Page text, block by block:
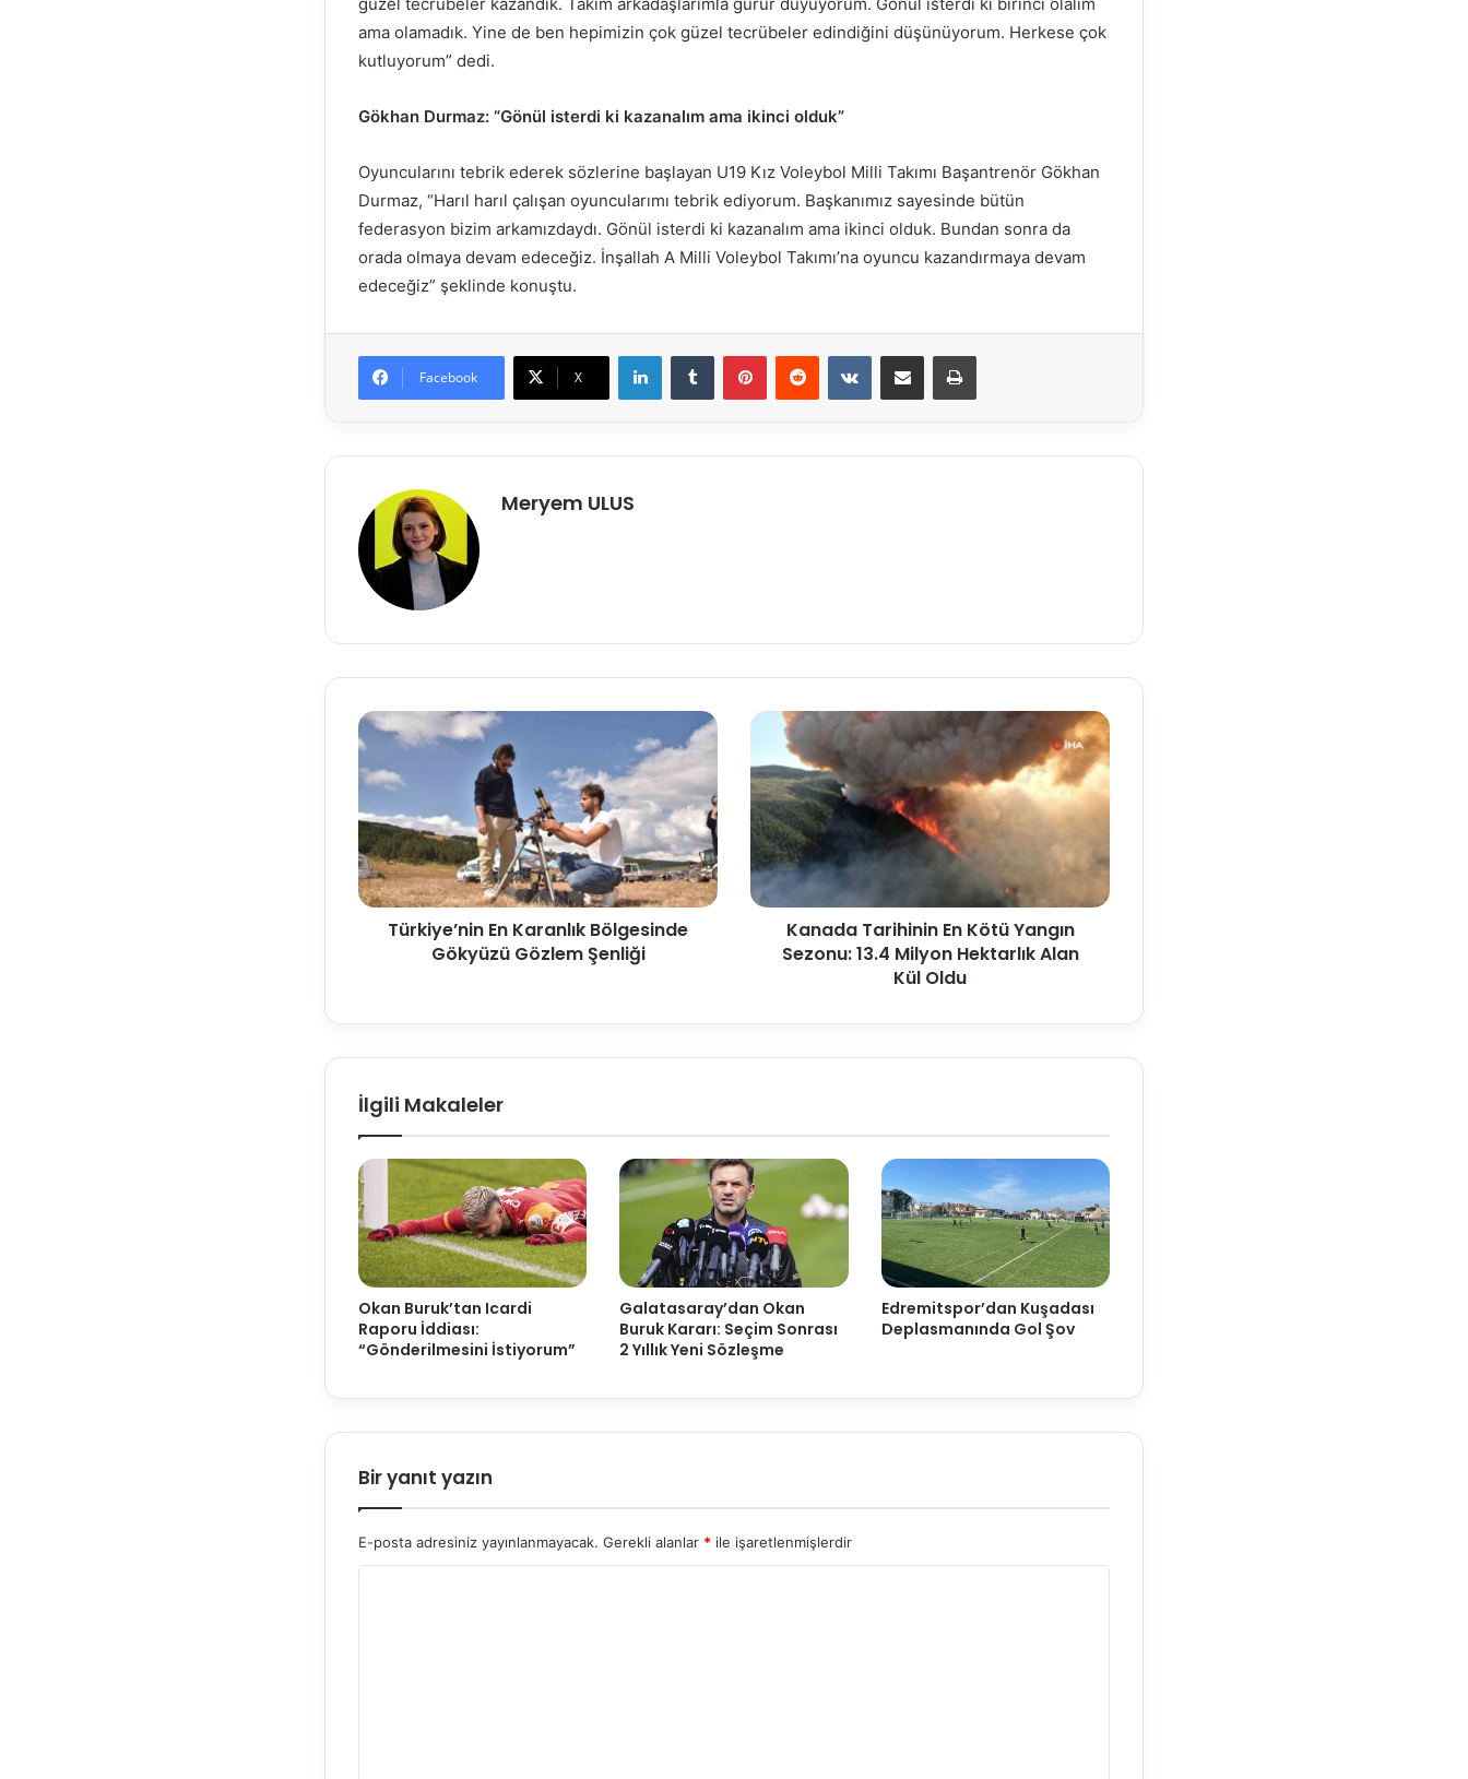
ama olamadık. Yine de ben hepimizin çok güzel tecrübeler edindiğini düşünüyorum. Herkese çok
kutluyorum” dedi.
Gökhan Durmaz: “Gönül isterdi ki kazanalım ama ikinci olduk”
Oyuncularını tebrik ederek sözlerine başlayan U19 Kız Voleybol Milli Takımı Başantrenör Gökhan
Durmaz, “Harıl harıl çalışan oyuncularımı tebrik ediyorum. Başkanımız sayesinde bütün
federasyon bizim arkamızdaydı. Gönül isterdi ki kazanalım ama ikinci olduk. Bundan sonra da
orada olmaya devam edeceğiz. İnşallah A Milli Voleybol Takımı’na oyuncu kazandırmaya devam
edeceğiz” şeklinde konuştu.
Facebook X
LinkedInTumblr PinterestReddit VKontakteE-Posta ile paylaş Yazdır
Meryem ULUS
Türkiye’nin En Karanlık Bölgesinde
Gökyüzü Gözlem Şenliği
Kanada Tarihinin En Kötü Yangın
Sezonu: 13.4 Milyon Hektarlık Alan
Kül Oldu
İlgili Makaleler
Okan Buruk’tan Icardi
Raporu İddiası:
“Gönderilmesini İstiyorum”
Galatasaray’dan Okan
Buruk Kararı: Seçim Sonrası
2 Yıllık Yeni Sözleşme
Edremitspor’dan Kuşadası
Deplasmanında Gol Şov
Bir yanıt yazın
E-posta adresiniz yayınlanmayacak. Gerekli alanlar * ile işaretlenmişlerdir